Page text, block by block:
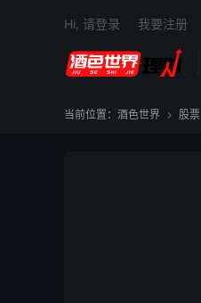
Hi, 请登录 我要注册
当前位置： 酒色世界  股票